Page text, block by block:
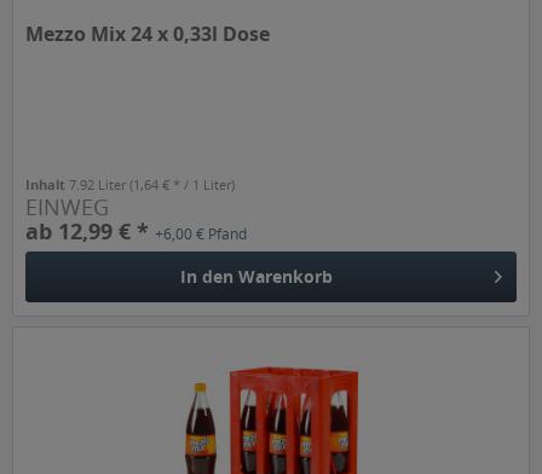
Mezzo Mix 24 x 0,33l Dose
Inhalt7.92 Liter(1,64 € * / 1 Liter)
EINWEG
ab 12,99 € *+6,00 € Pfand
In den Warenkorb